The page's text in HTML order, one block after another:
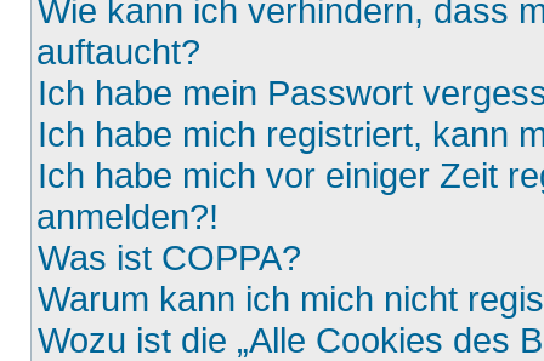
Wie kann ich verhindern, dass
auftaucht?
Ich habe mein Passwort
Ich habe mich registriert, kann
Ich habe mich vor einiger Zeit
anmelden?!
Was ist COPPA?
Warum kann ich mich nicht
Wozu ist die „Alle Cookies des